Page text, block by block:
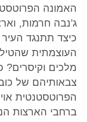
האמונה
ג’נבה חרמות,
כיצד תתנגד
העוצמתית
מלכים וקיסרים?
צבאותיהם של
הפרוטסטנטית
ברחבי הארצות